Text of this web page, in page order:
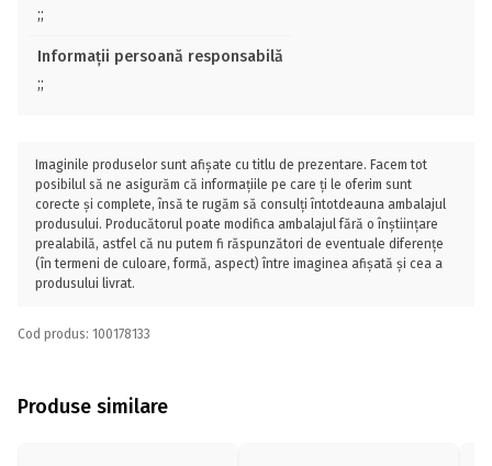
;;
Informații persoană responsabilă
;;
Imaginile produselor sunt afișate cu titlu de prezentare. Facem tot
posibilul să ne asigurăm că informațiile pe care ți le oferim sunt
corecte și complete, însă te rugăm să consulți întotdeauna ambalajul
produsului. Producătorul poate modifica ambalajul fără o înștiințare
prealabilă, astfel că nu putem fi răspunzători de eventuale diferențe
(în termeni de culoare, formă, aspect) între imaginea afișată și cea a
produsului livrat.
Cod produs: 100178133
Produse similare